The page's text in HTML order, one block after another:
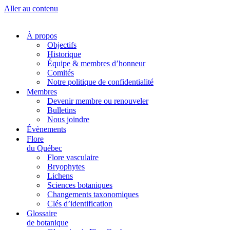
Aller au contenu
À propos
Objectifs
Historique
Équipe & membres d’honneur
Comités
Notre politique de confidentialité
Membres
Devenir membre ou renouveler
Bulletins
Nous joindre
Évènements
Flore
du Québec
Flore vasculaire
Bryophytes
Lichens
Sciences botaniques
Changements taxonomiques
Clés d’identification
Glossaire
de botanique